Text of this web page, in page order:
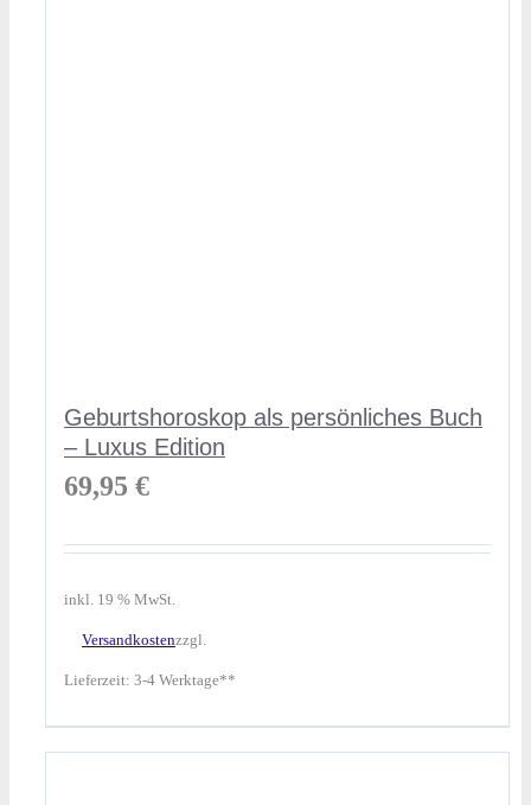
Geburtshoroskop als persönliches Buch
– Luxus Edition
69,95 €
inkl. 19 % MwSt.
zzgl.
Versandkosten
Lieferzeit: 3-4 Werktage**